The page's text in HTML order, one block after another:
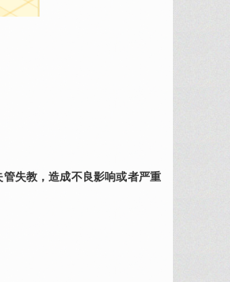
失教，造成不良影响或者严重